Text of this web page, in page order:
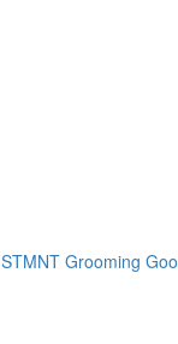
STMNT Grooming